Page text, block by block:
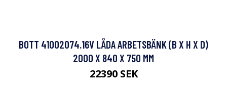
BOTT 41002074.16V LÅDA ARBETSBÄNK (B X H X D)
2000 X 840 X 750 MM
22390 SEK